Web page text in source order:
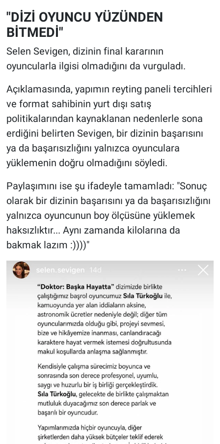
"DİZİ OYUNCU YÜZÜNDEN
BİTMEDİ"
Selen Sevigen, dizinin final kararının
oyuncularla ilgisi olmadığını da vurguladı.
Açıklamasında, yapımın reyting paneli tercihleri
ve format sahibinin yurt dışı satış
politikalarından kaynaklanan nedenlerle sona
erdiğini belirten Sevigen, bir dizinin başarısını
ya da başarısızlığını yalnızca oyunculara
yüklemenin doğru olmadığını söyledi.
Paylaşımını ise şu ifadeyle tamamladı: "Sonuç
olarak bir dizinin başarısını ya da başarısızlığını
yalnızca oyuncunun boy ölçüsüne yüklemek
haksızlıktır... Aynı zamanda kilolarına da
bakmak lazım :))))"